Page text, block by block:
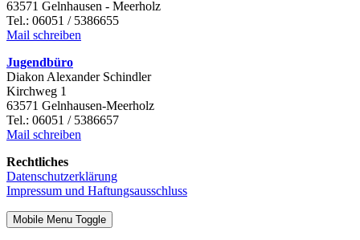
63571 Gelnhausen - Meerholz
Tel.: 06051 / 5386655
Mail schreiben
Jugendbüro
Diakon Alexander Schindler
Kirchweg 1
63571 Gelnhausen-Meerholz
Tel.: 06051 / 5386657
Mail schreiben
Rechtliches
Datenschutzerklärung
Impressum und Haftungsausschluss
Mobile Menu Toggle